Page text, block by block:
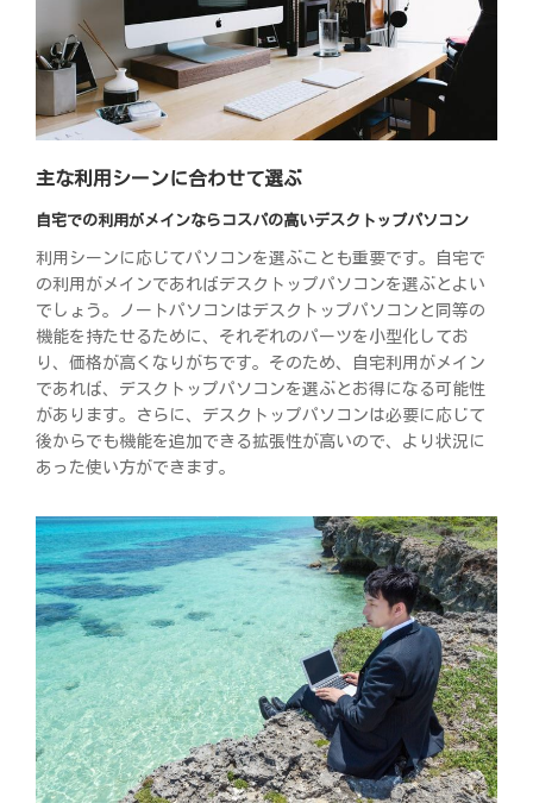
主な利用シーンに合わせて選ぶ
自宅での利用がメインならコスパの高いデスクトップパソコン
利用シーンに応じてパソコンを選ぶことも重要です。自宅で
の利用がメインであればデスクトップパソコンを選ぶとよい
でしょう。ノートパソコンはデスクトップパソコンと同等の
機能を持たせるために、それぞれのパーツを小型化してお
り、価格が高くなりがちです。そのため、自宅利用がメイン
であれば、デスクトップパソコンを選ぶとお得になる可能性
があります。さらに、デスクトップパソコンは必要に応じて
後からでも機能を追加できる拡張性が高いので、より状況に
あった使い方ができます。